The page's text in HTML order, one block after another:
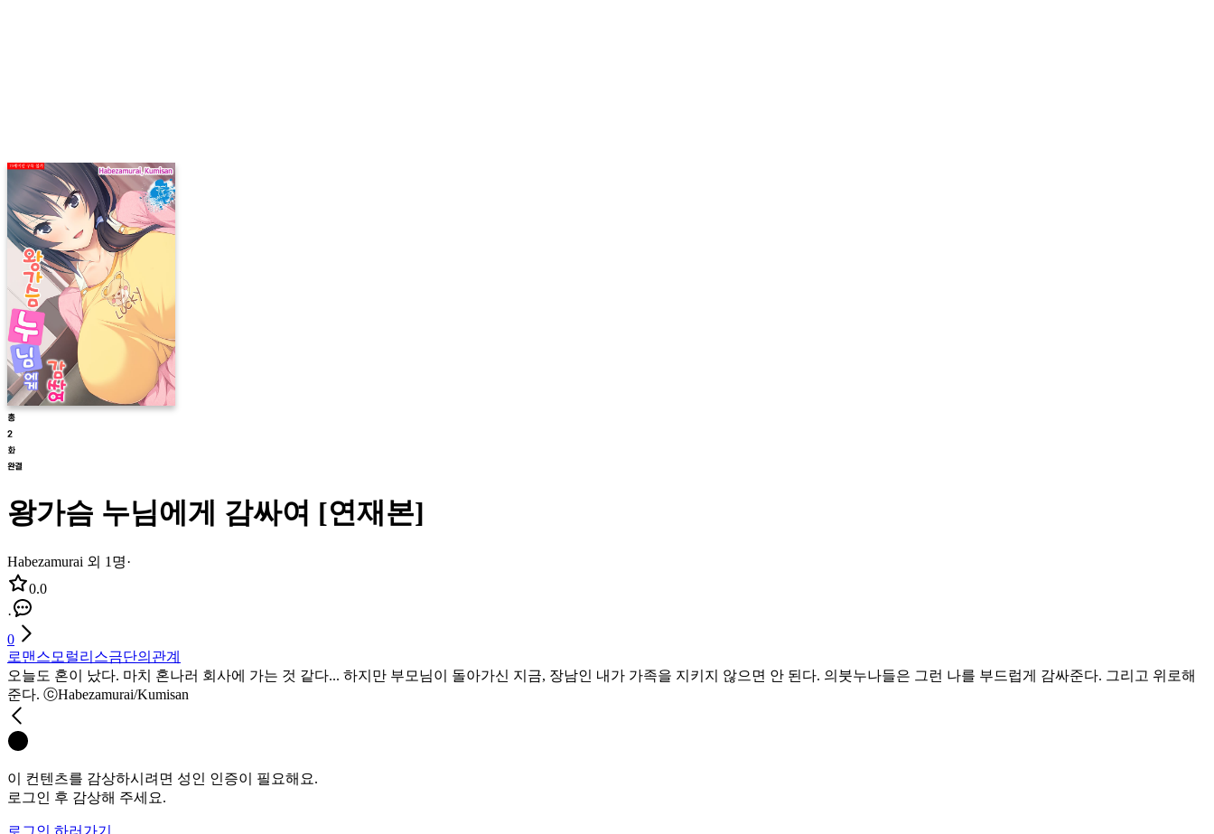
왕가슴 누님에게 감싸여 [연재본]
Habezamurai 외 1명·
0.0
·
0
로맨스 모럴리스금단의관계
오늘도 혼이 났다. 마치 혼나러 회사에 가는 것 같다... 하지만 부모님이 돌아가신 지금, 장남인 내가 가족을 지키지 않으면 안 된다. 의붓누나들은 그런 나를 부드럽게 감싸준다. 그리고 위로해
준다. ⓒHabezamurai/Kumisan
이 컨텐츠를 감상하시려면 성인 인증이 필요해요.
로그인 후 감상해 주세요.
로그인 하러가기